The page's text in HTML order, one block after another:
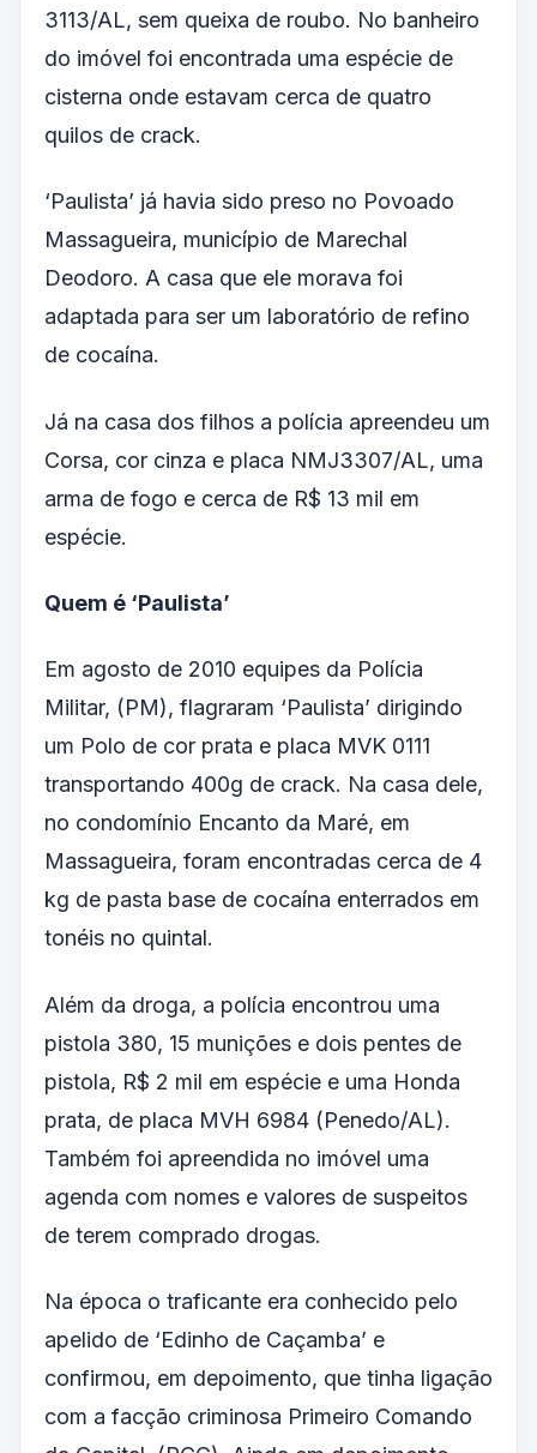
3113/AL, sem queixa de roubo. No banheiro
do imóvel foi encontrada uma espécie de
cisterna onde estavam cerca de quatro
quilos de crack.
‘Paulista’ já havia sido preso no Povoado
Massagueira, município de Marechal
Deodoro. A casa que ele morava foi
adaptada para ser um laboratório de refino
de cocaína.
Já na casa dos filhos a polícia apreendeu um
Corsa, cor cinza e placa NMJ3307/AL, uma
arma de fogo e cerca de R$ 13 mil em
espécie.
Quem é ‘Paulista’
Em agosto de 2010 equipes da Polícia
Militar, (PM), flagraram ‘Paulista’ dirigindo
um Polo de cor prata e placa MVK 0111
transportando 400g de crack. Na casa dele,
no condomínio Encanto da Maré, em
Massagueira, foram encontradas cerca de 4
kg de pasta base de cocaína enterrados em
tonéis no quintal.
Além da droga, a polícia encontrou uma
pistola 380, 15 munições e dois pentes de
pistola, R$ 2 mil em espécie e uma Honda
prata, de placa MVH 6984 (Penedo/AL).
Também foi apreendida no imóvel uma
agenda com nomes e valores de suspeitos
de terem comprado drogas.
Na época o traficante era conhecido pelo
apelido de ‘Edinho de Caçamba’ e
confirmou, em depoimento, que tinha ligação
com a facção criminosa Primeiro Comando